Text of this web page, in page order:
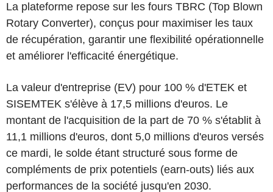
La plateforme repose sur les fours TBRC (Top Blown
Rotary Converter), conçus pour maximiser les taux
de récupération, garantir une flexibilité opérationnelle
et améliorer l'efficacité énergétique.
La valeur d'entreprise (EV) pour 100 % d'ETEK et
SISEMTEK s'élève à 17,5 millions d'euros. Le
montant de l'acquisition de la part de 70 % s'établit à
11,1 millions d'euros, dont 5,0 millions d'euros versés
ce mardi, le solde étant structuré sous forme de
compléments de prix potentiels (earn-outs) liés aux
performances de la société jusqu'en 2030.